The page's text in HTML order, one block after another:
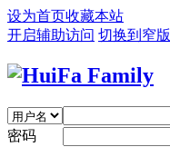
设为首页收藏本站
开启辅助访问 切换到窄版
密码